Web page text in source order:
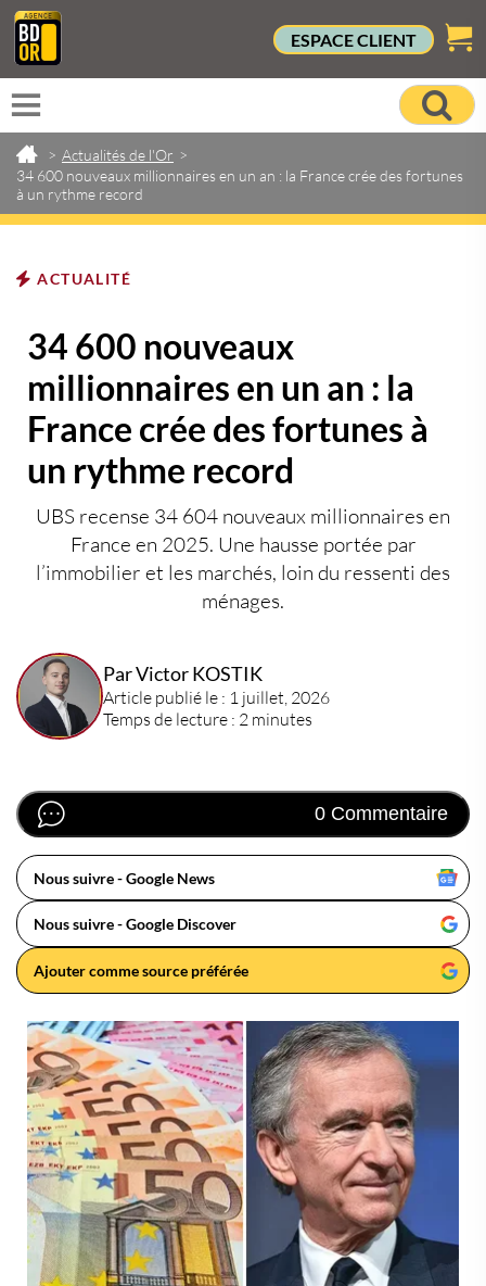
ESPACE CLIENT
> Actualités de l'Or >
34 600 nouveaux millionnaires en un an : la France crée des fortunes
à un rythme record
ACTUALITÉ
34 600 nouveaux
millionnaires en un an : la
France crée des fortunes à
un rythme record
UBS recense 34 604 nouveaux millionnaires en
France en 2025. Une hausse portée par
l’immobilier et les marchés, loin du ressenti des
ménages.
Par Victor KOSTIK
Article publié le : 1 juillet, 2026
Temps de lecture : 2 minutes
0 Commentaire
Nous suivre - Google News
Nous suivre - Google Discover
Ajouter comme source préférée